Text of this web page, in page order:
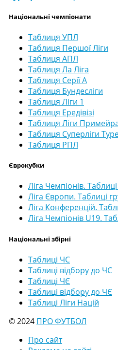
Національні чемпіонати
Таблиця УПЛ
Таблиця Першої Ліги
Таблиця АПЛ
Таблиця Ла Ліга
Таблиця Серії А
Таблиця Бундесліги
Таблиця Ліги 1
Таблиця Ередівізі
Таблиця Ліги
Таблиця Суперліги
Таблиця РПЛ
Єврокубки
Ліга Чемпіонів.
Ліга Європи. Таблиці
Ліга Конференцій.
Ліга Чемпіонів U19.
Національні збірні
Таблиці ЧС
Таблиці відбору до ЧС
Таблиці ЧЄ
Таблиці відбору до ЧЄ
Таблиці Ліги Націй
© 2024 ПРО ФУТБОЛ
Про сайт